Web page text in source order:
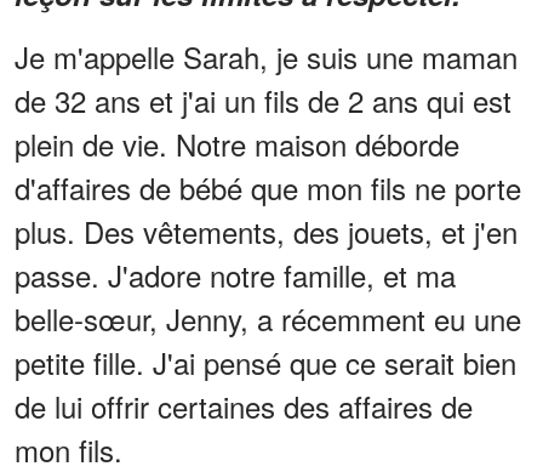
Je m'appelle Sarah, je suis une maman
de 32 ans et j'ai un fils de 2 ans qui est
plein de vie. Notre maison déborde
d'affaires de bébé que mon fils ne porte
plus. Des vêtements, des jouets, et j'en
passe. J'adore notre famille, et ma
belle-sœur, Jenny, a récemment eu une
petite fille. J'ai pensé que ce serait bien
de lui offrir certaines des affaires de
mon fils.